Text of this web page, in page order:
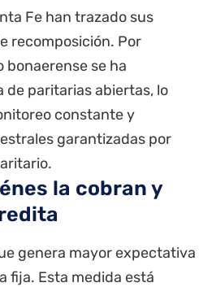
Fe han trazado sus
recomposición. Por
bonaerense se ha
de paritariasabiertas, lo
constante y
garantizadas por
la cobran y
genera mayor expectativa
fija. Esta medida está